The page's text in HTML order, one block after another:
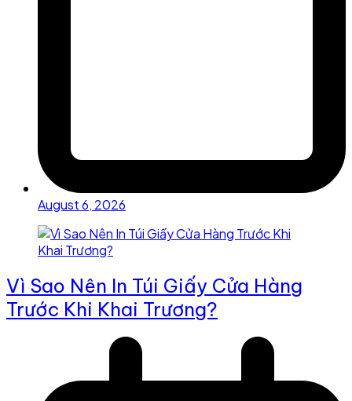
August 6, 2026
Vì Sao Nên In Túi Giấy Cửa Hàng
Trước Khi Khai Trương?